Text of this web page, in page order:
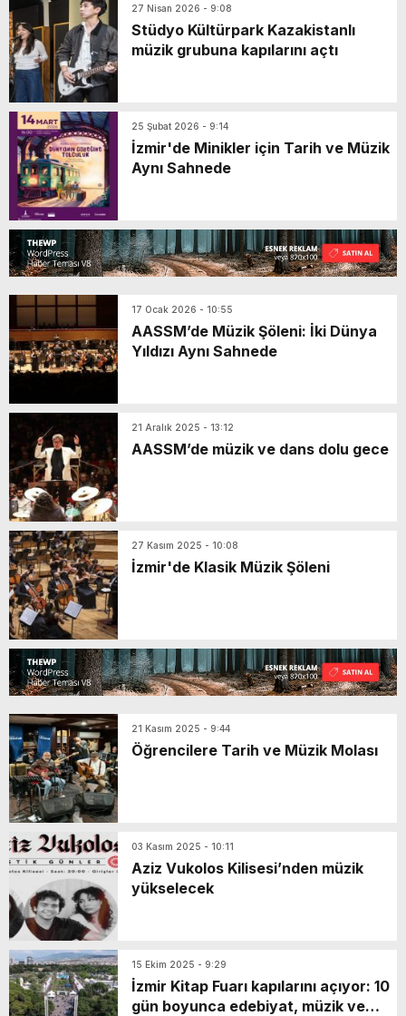
27 Nisan 2026 - 9:08
Stüdyo Kültürpark Kazakistanlı
müzik grubuna kapılarını açtı
25 Şubat 2026 - 9:14
İzmir'de Minikler için Tarih ve Müzik
Aynı Sahnede
17 Ocak 2026 - 10:55
AASSM’de Müzik Şöleni: İki Dünya
Yıldızı Aynı Sahnede
21 Aralık 2025 - 13:12
AASSM’de müzik ve dans dolu gece
27 Kasım 2025 - 10:08
İzmir'de Klasik Müzik Şöleni
21 Kasım 2025 - 9:44
Öğrencilere Tarih ve Müzik Molası
03 Kasım 2025 - 10:11
Aziz Vukolos Kilisesi’nden müzik
yükselecek
15 Ekim 2025 - 9:29
İzmir Kitap Fuarı kapılarını açıyor: 10
gün boyunca edebiyat, müzik ve